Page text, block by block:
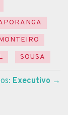
SOUSA
Executivo →